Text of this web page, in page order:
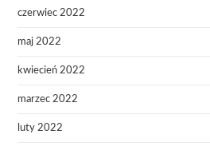
czerwiec 2022
maj 2022
kwiecień 2022
marzec 2022
luty 2022